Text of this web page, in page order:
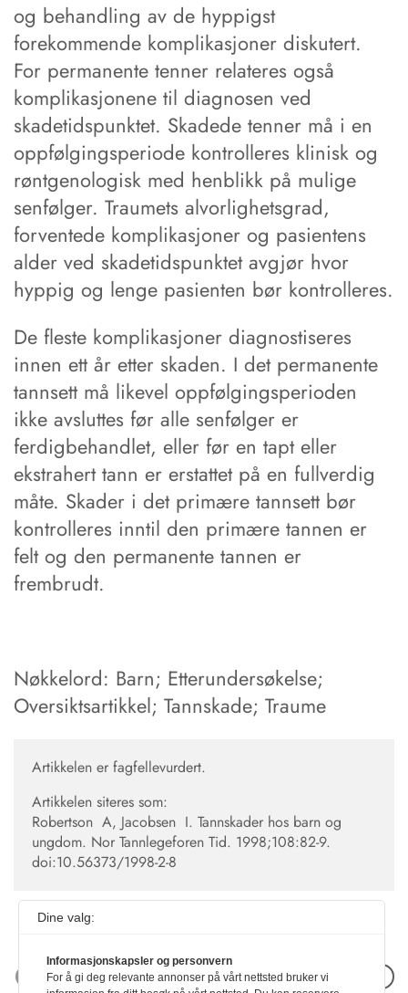
og behandling av de hyppigst
forekommende komplikasjoner diskutert.
For permanente tenner relateres også
komplikasjonene til diagnosen ved
skadetidspunktet. Skadede tenner må i en
oppfølgingsperiode kontrolleres klinisk og
røntgenologisk med henblikk på mulige
senfølger. Traumets alvorlighetsgrad,
forventede komplikasjoner og pasientens
alder ved skadetidspunktet avgjør hvor
hyppig og lenge pasienten bør kontrolleres.
De fleste komplikasjoner diagnostiseres
innen ett år etter skaden. I det permanente
tannsett må likevel oppfølgingsperioden
ikke avsluttes før alle senfølger er
ferdigbehandlet, eller før en tapt eller
ekstrahert tann er erstattet på en fullverdig
måte. Skader i det primære tannsett bør
kontrolleres inntil den primære tannen er
felt og den permanente tannen er
frembrudt.
Nøkkelord: Barn; Etterundersøkelse;
Oversiktsartikkel; Tannskade; Traume
Artikkelen er fagfellevurdert.
Artikkelen siteres som:
Robertson A, Jacobsen I. Tannskader hos barn og
ungdom. Nor Tannlegeforen Tid. 1998;108:82-9.
doi:10.56373/1998-2-8
Neste artikkel
Dine valg:
Informasjonskapsler og personvern
For å gi deg relevante annonser på vårt nettsted bruker vi